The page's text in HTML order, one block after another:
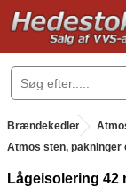
.
Brændekedler .
Atmos sten, pakninger
Lågeisolering 42